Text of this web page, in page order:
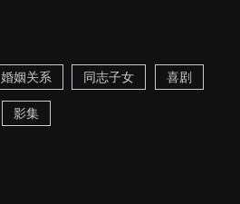
婚姻关系 同志子女 喜剧
影集